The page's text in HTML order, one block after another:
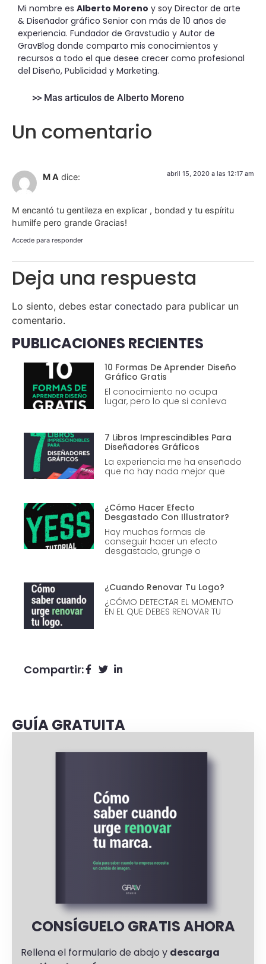
Mi nombre es Alberto Moreno y soy Director de arte
& Diseñador gráfico Senior con más de 10 años de
experiencia. Fundador de Gravstudio y Autor de
GravBlog donde comparto mis conocimientos y
recursos a todo el que desee crecer como profesional
del Diseño, Publicidad y Marketing.
>> Mas articulos de Alberto Moreno
Un comentario
M A dice: abril 15, 2020 a las 12:17 am
M encantó tu gentileza en explicar , bondad y tu espíritu
humilfe pero grande Gracias!
Accede para responder
Deja una respuesta
Lo siento, debes estar conectado para publicar un
comentario.
PUBLICACIONES RECIENTES
10 Formas De Aprender Diseño
Gráfico Gratis
El conocimiento no ocupa
lugar, pero lo que si conlleva
7 Libros Imprescindibles Para
Diseñadores Gráficos
La experiencia me ha enseñado
que no hay nada mejor que
¿Cómo Hacer Efecto
Desgastado Con Illustrator?
Hay muchas formas de
conseguir hacer un efecto
desgastado, grunge o
¿Cuando Renovar Tu Logo?
¿CÓMO DETECTAR EL MOMENTO
EN EL QUE DEBES RENOVAR TU
Compartir:
GUÍA GRATUITA
CONSÍGUELO GRATIS AHORA
Rellena el formulario de abajo y descarga